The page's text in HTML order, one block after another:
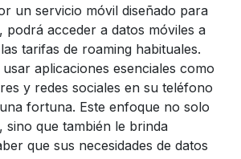
un servicio móvil diseñado para
podrá acceder a datos móviles a
tarifas de roaming habituales.
aplicaciones esenciales como
y redes sociales en su teléfono
fortuna. Este enfoque no solo
sino que también le brinda
que sus necesidades de datos